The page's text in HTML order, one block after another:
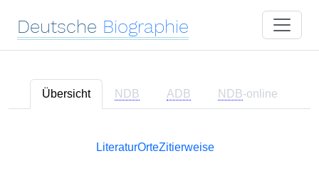
Deutsche Biographie
Übersicht NDB ADB NDB-online
LiteraturOrteZitierweise